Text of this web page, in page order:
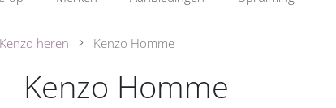
Kenzo heren Kenzo Homme
Kenzo Homme